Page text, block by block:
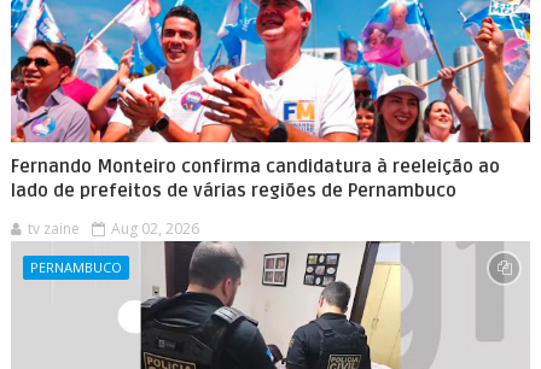
Fernando Monteiro confirma candidatura à reeleição ao
lado de prefeitos de várias regiões de Pernambuco
tv zaine Aug 02, 2026
PERNAMBUCO